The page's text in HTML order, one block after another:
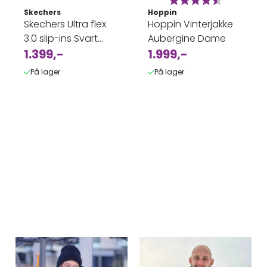
Skechers
Skechers Ultra flex
3.0 slip-ins Svart
Dame
1.399,-
På lager
Hoppin
Hoppin Vinterjakke
Aubergine Dame
1.999,-
På lager